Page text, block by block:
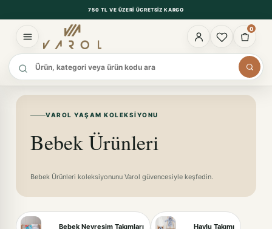
750 TL VE ÜZERI ÜCRETSIZ KARGO
0
Ürün ara
VAROL YAŞAM KOLEKSIYONU
Bebek Ürünleri
Bebek Ürünleri koleksiyonunu Varol güvencesiyle keşfedin.
Bebek Nevresim Takımları Havlu Takımı